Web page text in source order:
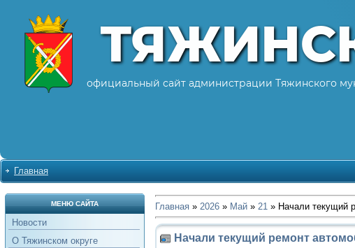
официальный сайт администрации Тяжинского
Главная
МЕНЮ САЙТА
Новости
О Тяжинском округе
Главная» 2026 » Май » 21» Начали текущий
Начали текущий ремонт